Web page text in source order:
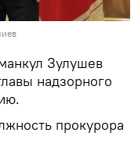
Зулушев
надзорного
прокурора